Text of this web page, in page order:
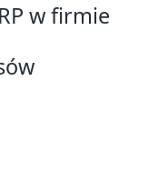
w firmie